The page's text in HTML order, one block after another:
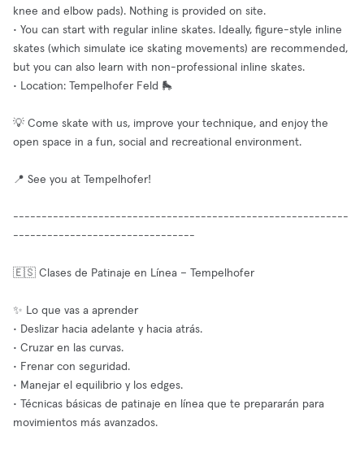
knee and elbow pads). Nothing is provided on site.
• You can start with regular inline skates. Ideally, figure-style inline
skates (which simulate ice skating movements) are recommended,
but you can also learn with non-professional inline skates.
• Location: Tempelhofer Feld 🛼
💡 Come skate with us, improve your technique, and enjoy the
open space in a fun, social and recreational environment.
📍 See you at Tempelhofer!
-----------------------------------------------------------
--------------------------------
🇪🇸 Clases de Patinaje en Línea – Tempelhofer
✨ Lo que vas a aprender
• Deslizar hacia adelante y hacia atrás.
• Cruzar en las curvas.
• Frenar con seguridad.
• Manejar el equilibrio y los edges.
• Técnicas básicas de patinaje en línea que te prepararán para
movimientos más avanzados.